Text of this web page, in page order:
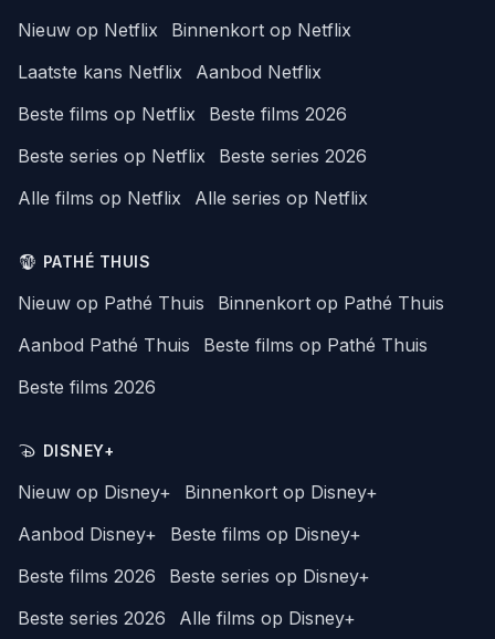
Nieuw op Netflix
Binnenkort op Netflix
Laatste kans Netflix
Aanbod Netflix
Beste films op Netflix
Beste films 2026
Beste series op Netflix
Beste series 2026
Alle films op Netflix
Alle series op Netflix
PATHÉ THUIS
Nieuw op Pathé Thuis
Binnenkort op Pathé Thuis
Aanbod Pathé Thuis
Beste films op Pathé Thuis
Beste films 2026
DISNEY+
Nieuw op Disney+
Binnenkort op Disney+
Aanbod Disney+
Beste films op Disney+
Beste films 2026
Beste series op Disney+
Beste series 2026
Alle films op Disney+